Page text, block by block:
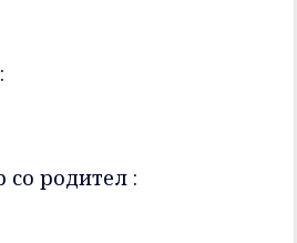
со родител :